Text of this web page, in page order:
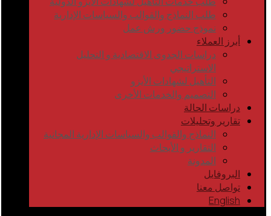
طلب النماذج والقوالب والسياسات الإدارية
نموذج حضور ورش عمل
أبرز العملاء
دراسات الجدوى الاقتصادية و التحليل
الاستراتيجي
التأهيل لشهادات الأيزو
التصميم والخدمات الأخرى
دراسات الحالة
تقارير وتحليلات
النماذج والقوالب والسياسات الإدارية المجانية
التقارير و الأبحاث
المدونة
البروفايل
تواصل معنا
English